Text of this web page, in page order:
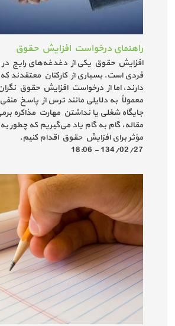
راهنمای درخواست افزایش حقوق
افزایش حقوق یکی از دغدغه‌های رایج
فردی است. بسیاری از کارکنان معتقدند
دارند، اما از درخواست افزایش حقوق
معمولاً به دلایلی مانند ترس از پاسخ
جایگاه شغلی یا نداشتن مهارت مذاکره
مقاله، گام به گام یاد می‌گیریم که چطور
مؤثر برای افزایش حقوق اقدام کنیم.
134/02/27 - 18:06